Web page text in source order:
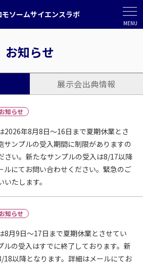
モソームサイエンスラボ
MENU
お知らせ
展示会出典情報
お知らせ
2026年8月8日～16日まで夏期休業とさ
サンプルの受入期間に制限がありますの
さい。新たなサンプルの受入は8/17以降
ルにてお問い合わせください。緊急のご
たします。
お知らせ
8月9日～17日まで夏期休業とさせてい
ルの受入はすでに終了しております。新
18以降となります。詳細はメールにてお